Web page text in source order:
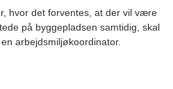
hvor det forventes, at der vil være
på byggepladsen samtidig, skal
arbejdsmiljøkoordinator.